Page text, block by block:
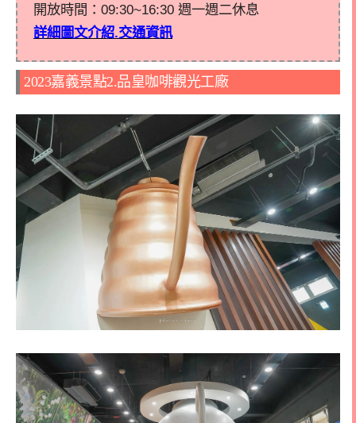
開放時間： 09:30~16:30 週一週二休息
詳細圖文介紹.交通資訊
2023嘉義景點2.品皇咖啡觀光工廠